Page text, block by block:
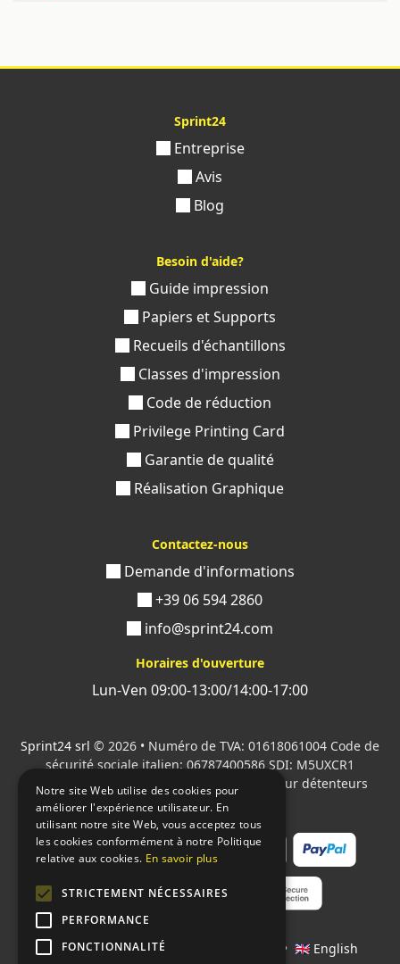
Sprint24
Entreprise
Avis
Blog
Besoin d'aide?
Guide impression
Papiers et Supports
Recueils d'échantillons
Classes d'impression
Code de réduction
Privilege Printing Card
Garantie de qualité
Réalisation Graphique
Contactez-nous
Demande d'informations
+39 06 594 2860
info@sprint24.com
Horaires d'ouverture
Lun-Ven 09:00-13:00/14:00-17:00
Sprint24 srl © 2026 • Numéro de TVA: 01618061004 Code de
sécurité sociale italien: 06787400586 SDI: M5UXCR1
Tous les logos cités sont la propriété de leur détenteurs
respectifs.
Langages: 🇮🇹 Italiano • 🇬🇧 English
Notre site Web utilise des cookies pour
améliorer l'expérience utilisateur. En
utilisant notre site Web, vous acceptez tous
les cookies conformément à notre Politique
relative aux cookies. En savoir plus
STRICTEMENT NÉCESSAIRES
PERFORMANCE
FONCTIONNALITÉ